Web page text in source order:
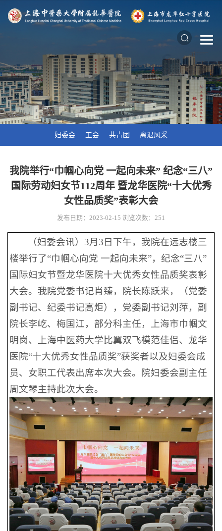
妇委会 工会 共青团 离退风采
我院举行“巾帼心向党 一起向未来” 纪念“三八”
国际劳动妇女节112周年 暨龙华医院“十大优秀
女性品质奖”表彰大会
发布日期：2023-02-15 浏览次数： 251
（妇委会讯）3月3日下午，我院在远志楼三
楼举行了“巾帼心向党 一起向未来”，纪念“三八”
国际妇女节暨龙华医院十大优秀女性品质奖表彰
大会。我院党委书记肖臻，院长陈跃来，（党委
副书记、纪委书记高炬），党委副书记刘萍，副
院长李屹、梅国江，部分科主任，上海市巾帼文
明岗、上海中医药大学比翼双飞模范佳侣、龙华
医院“十大优秀女性品质奖”获奖者以及妇委会成
员、女职工代表出席本次大会。院妇委会副主任
周文琴主持此次大会。